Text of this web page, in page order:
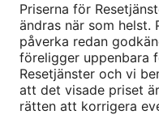
Priserna för
ändras när som helst.
påverka redan
föreligger uppenbara
Resetjänster och vi
att det visade priset
rätten att korrigera